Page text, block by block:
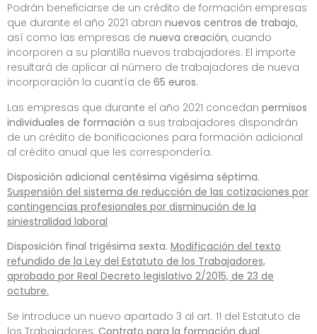
Podrán beneficiarse de un crédito de formación empresas
que durante el año 2021 abran nuevos centros de trabajo,
así como las empresas de nueva creación, cuando
incorporen a su plantilla nuevos trabajadores. El importe
resultará de aplicar al número de trabajadores de nueva
incorporación la cuantía de 65 euros.
Las empresas que durante el año 2021 concedan permisos
individuales de formación a sus trabajadores dispondrán
de un crédito de bonificaciones para formación adicional
al crédito anual que les correspondería.
Disposición adicional centésima vigésima séptima.
Suspensión del sistema de reducción de las cotizaciones por
contingencias profesionales por disminución de la
siniestralidad laboral
Disposición final trigésima sexta. Modificación del texto
refundido de la Ley del Estatuto de los Trabajadores,
aprobado por Real Decreto legislativo 2/2015, de 23 de
octubre.
Se introduce un nuevo apartado 3 al art. 11 del Estatuto de
los Trabajadores: Contrato para la formación dual